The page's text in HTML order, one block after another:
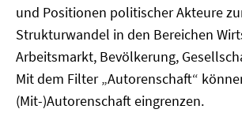
und Positionen politischer Akteure
Strukturwandel in den Bereichen
Arbeitsmarkt, Bevölkerung,
Mit dem Filter „Autorenschaft“
(Mit-)Autorenschaft eingrenzen.